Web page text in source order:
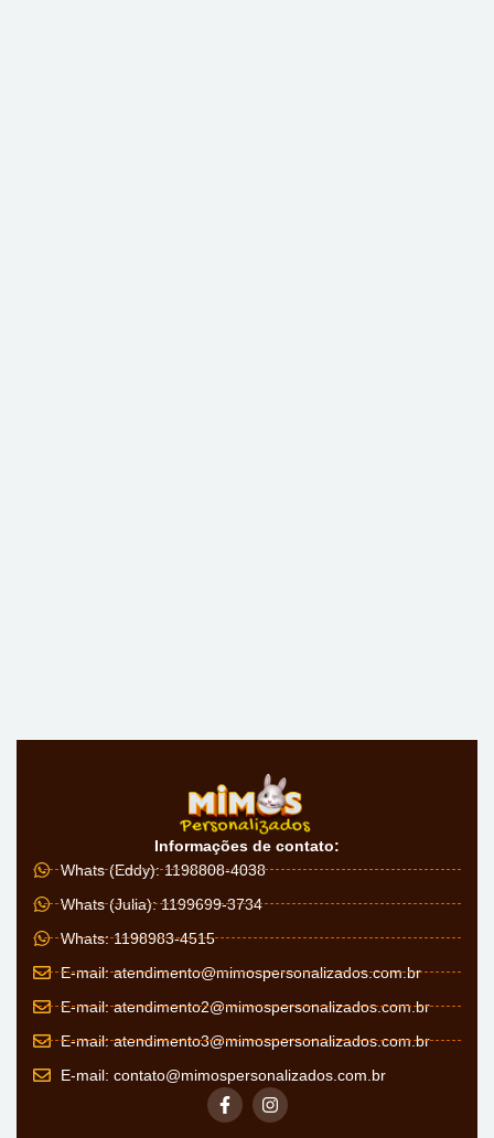
Informações de contato:
Whats (Eddy): 1198808-4038
Whats (Julia): 1199699-3734
Whats: 1198983-4515
E-mail:atendimento@mimospersonalizados.com.br
E-mail:atendimento2@mimospersonalizados.com.br
E-mail:atendimento3@mimospersonalizados.com.br
E-mail: contato@mimospersonalizados.com.br